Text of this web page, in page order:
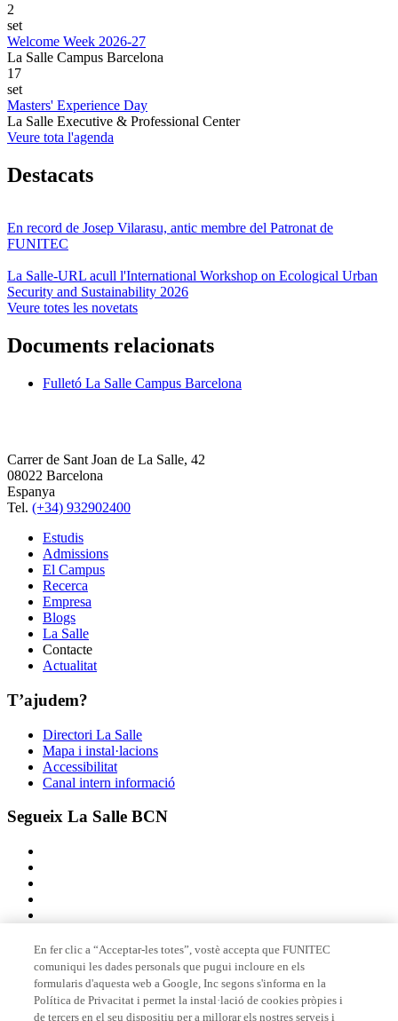
2
set
Welcome Week 2026-27
La Salle Campus Barcelona
17
set
Masters' Experience Day
La Salle Executive & Professional Center
Veure tota l'agenda
Destacats
En record de Josep Vilarasu, antic membre del Patronat de
FUNITEC
La Salle-URL acull l'International Workshop on Ecological Urban
Security and Sustainability 2026
Veure totes les novetats
Documents relacionats
Fulletó La Salle Campus Barcelona
Carrer de Sant Joan de La Salle, 42
08022 Barcelona
Espanya
Tel. (+34) 932902400
Estudis
Admissions
El Campus
Recerca
Empresa
Blogs
La Salle
Contacte
Actualitat
T’ajudem?
Directori La Salle
Mapa i instal·lacions
Accessibilitat
Canal intern informació
Segueix La Salle BCN
Membre de
En fer clic a “Acceptar-les totes”, vostè accepta que FUNITEC
comuniqui les dades personals que pugui incloure en els
formularis d'aquesta web a Google, Inc segons s'informa en la
Política de Privacitat i permet la instal·lació de cookies pròpies i
de tercers en el seu dispositiu per a millorar els nostres serveis i